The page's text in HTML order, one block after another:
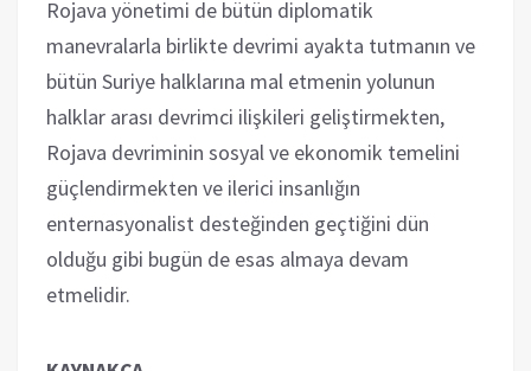
Rojava yönetimi de bütün diplomatik
manevralarla birlikte devrimi ayakta tutmanın ve
bütün Suriye halklarına mal etmenin yolunun
halklar arası devrimci ilişkileri geliştirmekten,
Rojava devriminin sosyal ve ekonomik temelini
güçlendirmekten ve ilerici insanlığın
enternasyonalist desteğinden geçtiğini dün
olduğu gibi bugün de esas almaya devam
etmelidir.